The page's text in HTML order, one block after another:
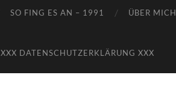
SO FING ES AN – 1991 ÜBER MICH
XXX DATENSCHUTZERKLÄRUNG XXX